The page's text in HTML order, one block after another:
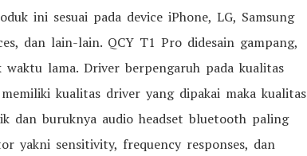
ini sesuai pada device iPhone, LG, Samsung
dan lain-lain. QCY T1 Pro didesain gampang,
lama. Driver berpengaruh pada kualitas
kualitas driver yang dipakai maka kualitas
dan buruknya audio headset bluetooth paling
yakni sensitivity, frequency responses, dan